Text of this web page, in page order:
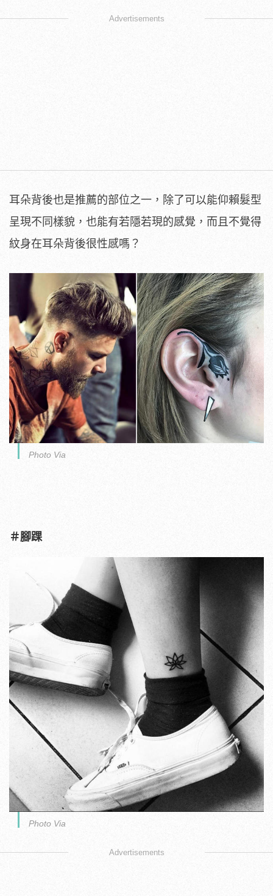
Advertisements
耳朵背後也是推薦的部位之一，除了可以能仰賴髮型
呈現不同樣貌，也能有若隱若現的感覺，而且不覺得
紋身在耳朵背後很性感嗎？
Photo Via
＃腳踝
Photo Via
Advertisements